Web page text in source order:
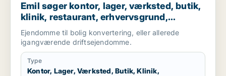
Emil søger kontor, lager, værksted, butik,
klinik, restaurant, erhvervsgrund,
boligudlejningsejendom, hotel,
produktionslokaler eller garage til salg i
Nordsjælland
Ejendomme til bolig konvertering, eller allerede
igangværende driftsejendomme.
Type
Kontor, Lager, Værksted, Butik, Klinik,